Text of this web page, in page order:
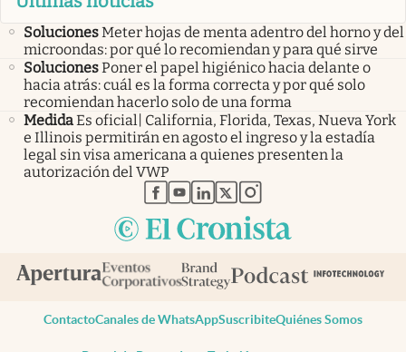
SolucionesMeter hojas de menta adentro del horno y del
microondas: por qué lo recomiendan y para qué sirve
SolucionesPoner el papel higiénico hacia delante o
hacia atrás: cuál es la forma correcta y por qué solo
recomiendan hacerlo solo de una forma
MedidaEs oficial| California, Florida, Texas, Nueva York
e Illinois permitirán en agosto el ingreso y la estadía
legal sin visa americana a quienes presenten la
autorización del VWP
abre en nueva pestaña
abre en nueva pestaña
abre en nueva pestaña
abre en nueva pestaña
abre en nueva pestaña
ContactoCanales de WhatsAppSuscribiteQuiénes Somos